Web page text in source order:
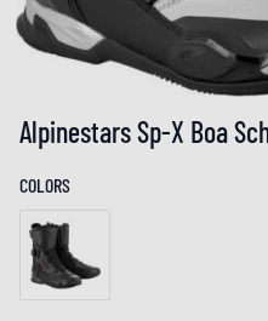
Alpinestars Sp-X Boa
COLORS